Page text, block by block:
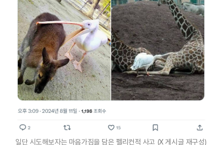
일단 시도해보자는 마음가짐을 담은 펠리컨적 사고 (X 게시글 재구성)